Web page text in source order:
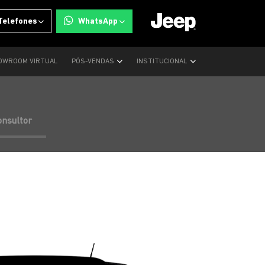
WhatsApp
VIRTUAL PÓS-VENDAS INSTITUCIONAL